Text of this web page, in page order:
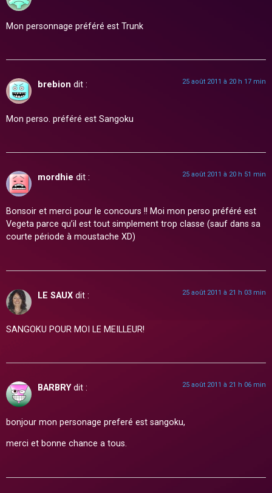
Mon personnage préféré est Trunk
brebion dit : 25 août 2011 à 20 h 17 min
Mon perso. préféré est Sangoku
mordhie dit : 25 août 2011 à 20 h 51 min
Bonsoir et merci pour le concours !! Moi mon perso préféré est
Vegeta parce qu’il est tout simplement trop classe (sauf dans sa
courte période à moustache XD)
LE SAUX dit : 25 août 2011 à 21 h 03 min
SANGOKU POUR MOI LE MEILLEUR!
BARBRY dit : 25 août 2011 à 21 h 06 min
bonjour mon personage preferé est sangoku,
merci et bonne chance a tous.